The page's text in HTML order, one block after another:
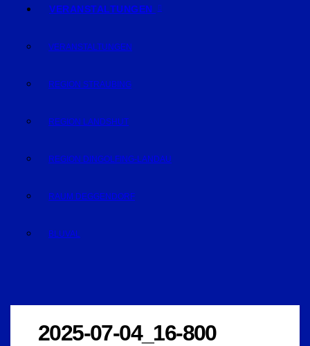
VERANSTALTUNGEN
VERANSTALTUNGEN
REGION STRAUBING
REGION LANDSHUT
REGION DINGOLFING-LANDAU
RAUM DEGGENDORF
BLUVAL
2025-07-04_16-800